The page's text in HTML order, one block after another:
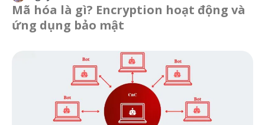
Mã hóa là gì? Encryption hoạt động và
ứng dụng bảo mật